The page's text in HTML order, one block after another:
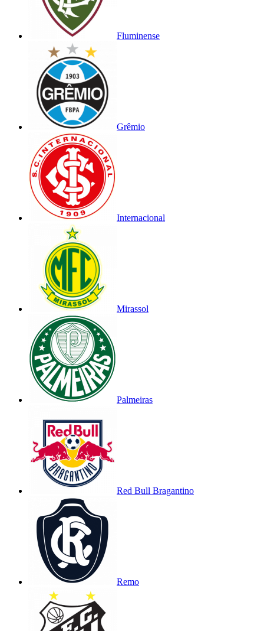
Fluminense
Grêmio
Internacional
Mirassol
Palmeiras
Red Bull Bragantino
Remo